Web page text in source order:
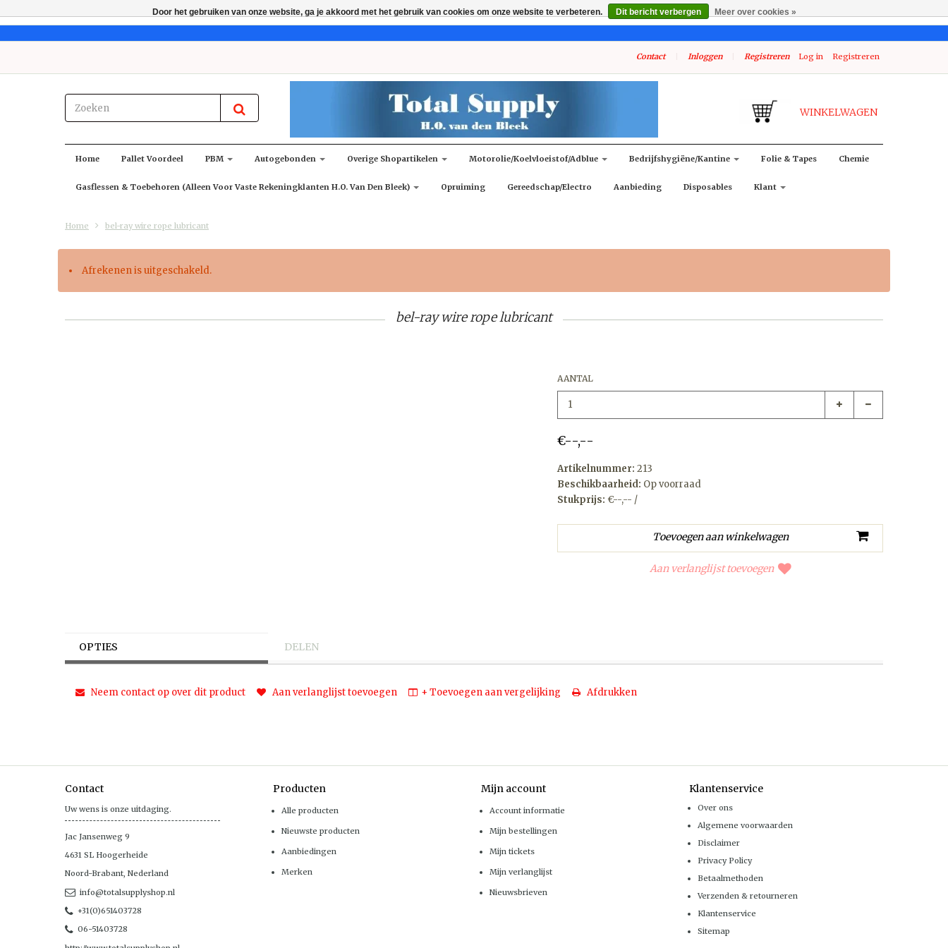
Contact Inloggen Registreren Log in Registreren
WINKELWAGEN
Home Pallet Voordeel PBM Autogebonden Overige Shopartikelen Motorolie/koelvloeistof/adblue Bedrijfshygiëne/kantine Folie & Tapes Chemie
Gasflessen & Toebehoren (alleen Voor Vaste Rekeningklanten H.O. Van Den Bleek) Opruiming Gereedschap/Electro Aanbieding Disposables Klant
Home bel-ray wire rope lubricant
Afrekenen is uitgeschakeld.
bel-ray wire rope lubricant
AANTAL
€--,--
Artikelnummer: 213
Beschikbaarheid: Op voorraad
Stukprijs: €--,-- /
Aan verlanglijst toevoegen
OPTIES DELEN
Neem contact op over dit product Aan verlanglijst toevoegen + Toevoegen aan vergelijking Afdrukken
Contact
Uw wens is onze uitdaging.
Jac Jansenweg 9
4631 SL Hoogerheide
Noord-Brabant, Nederland
info@totalsupplyshop.nl
+31(0)651403728
06-51403728
Producten
Alle producten
Nieuwste producten
Aanbiedingen
Merken
Mijn account
Account informatie
Mijn bestellingen
Mijn tickets
Mijn verlanglijst
Nieuwsbrieven
Klantenservice
Over ons
Algemene voorwaarden
Disclaimer
Privacy Policy
Betaalmethoden
Verzenden & retourneren
Klantenservice
Sitemap
Door het gebruiken van onze website, ga je akkoord met het gebruik van cookies om onze website te verbeteren. Dit bericht verbergen Meer over cookies »